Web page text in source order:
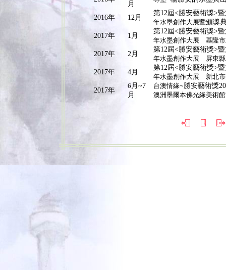
月
2016年 12月
第12屆<勝安藝術獎>
年水墨創作大展暨頒獎
2017年
1月
第12屆<勝安藝術獎>
年水墨創作大展 基隆市
2017年
2月
第12屆<勝安藝術獎>
年水墨創作大展 屏東縣
2017年
4月
第12屆<勝安藝術獎>
年水墨創作大展 新北市
2017年
6 月~7
月
台澳情緣~勝安藝術獎
澳洲墨爾本佛光緣美術館